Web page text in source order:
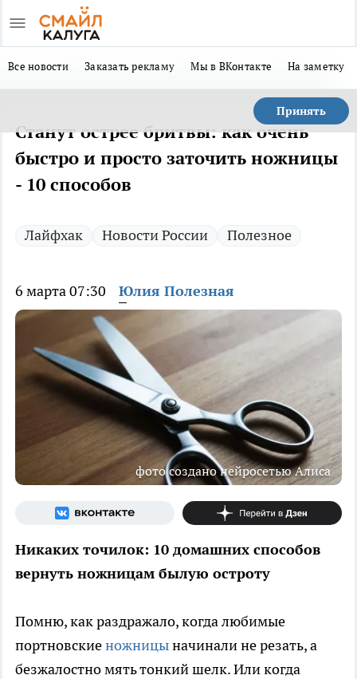
Все новости Заказать рекламу Мы в ВКонтакте На заметку
Принять
Станут острее бритвы: как очень
быстро и просто заточить ножницы
- 10 способов
Лайфхак Новости России Полезное
6 марта 07:30 Юлия Полезная
фото создано нейросетью Алиса
Никаких точилок: 10 домашних способов
вернуть ножницам былую остроту
Помню, как раздражало, когда любимые
портновскиеножницыначинали не резать, а
безжалостно мять тонкий шелк. Или когда